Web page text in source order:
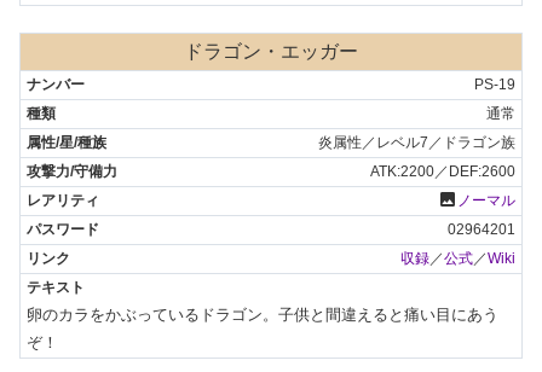
ドラゴン・エッガー
PS-19
通常
炎属性／レベル7／ドラゴン族
ATK:2200／DEF:2600
photo ノーマル
02964201
収録／公式／Wiki
卵のカラをかぶっているドラゴン。子供と間違えると痛い目にあう
ぞ！